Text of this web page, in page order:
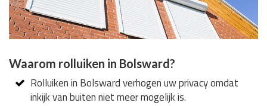
Waarom rolluiken in Bolsward?
Rolluiken in Bolsward verhogen uw privacy omdat
inkijk van buiten niet meer mogelijk is.